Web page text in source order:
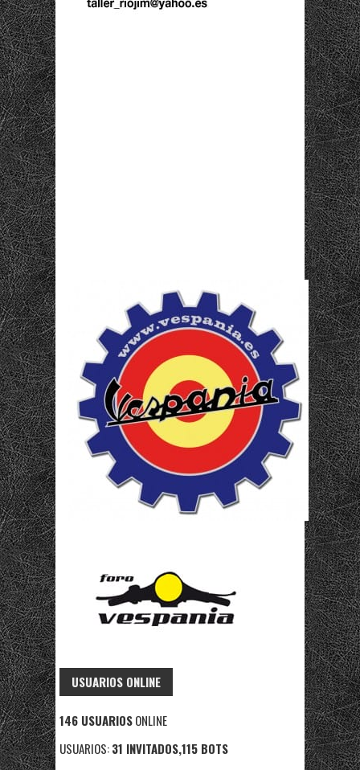
USUARIOS ONLINE
146 USUARIOSONLINE
USUARIOS:31 INVITADOS,115 BOTS